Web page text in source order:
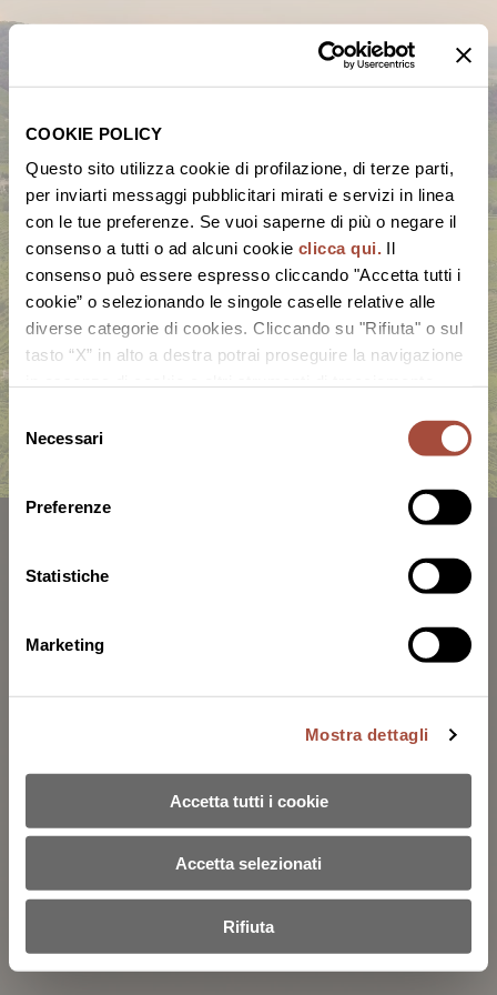
COOKIE POLICY
Questo sito utilizza cookie di profilazione, di terze parti,
per inviarti messaggi pubblicitari mirati e servizi in linea
con le tue preferenze. Se vuoi saperne di più o negare il
consenso a tutti o ad alcuni cookie clicca qui.Il
consenso può essere espresso cliccando "Accetta tutti i
cookie” o selezionando le singole caselle relative alle
diverse categorie di cookies. Cliccando su "Rifiuta" o sul
tasto “X” in alto a destra potrai proseguire la navigazione
delNecessari
Preferenze
Statistiche
Marketing
Mostra dettagli
Accetta tutti i cookie
Accetta selezionati
Rifiuta